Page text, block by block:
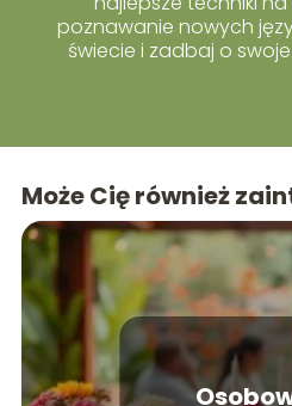
poznawanie nowych
świecie i zadbaj o
Może Cię również